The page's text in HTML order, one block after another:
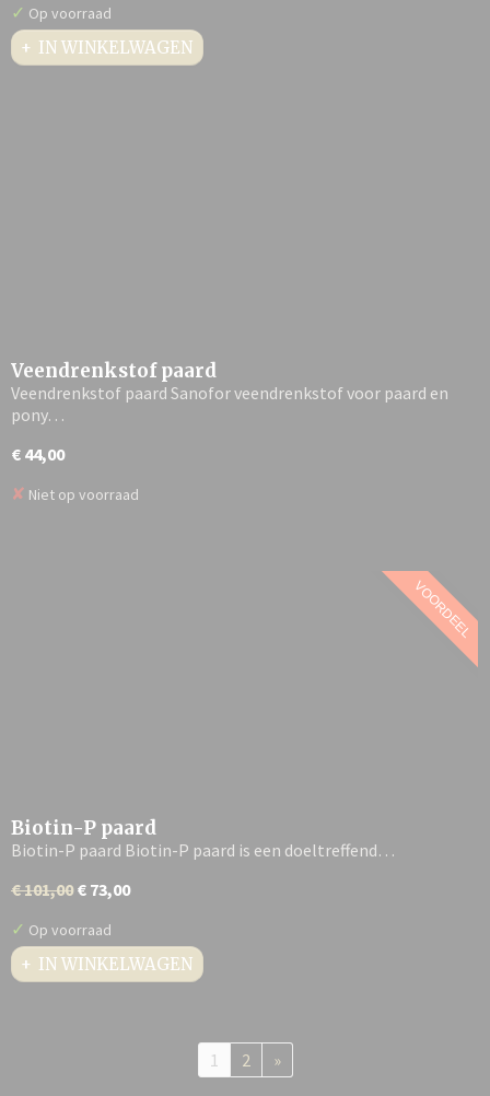
✓ Op voorraad
IN WINKELWAGEN
Veendrenkstof paard
Veendrenkstof paard Sanofor veendrenkstof voor paard en
pony…
€ 44,00
✘ Niet op voorraad
VOORDEEL
Biotin-P paard
Biotin-P paard Biotin-P paard is een doeltreffend…
€ 101,00 € 73,00
✓ Op voorraad
IN WINKELWAGEN
1 2 »